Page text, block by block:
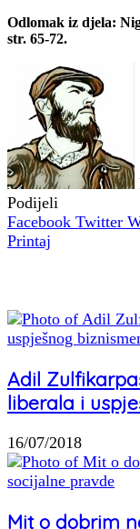
Odlomak iz djela:
str. 65-72.
Podijeli
Facebook Twitter
Printaj
Adil
liberala i
16/07/2018
Mit o dobrim